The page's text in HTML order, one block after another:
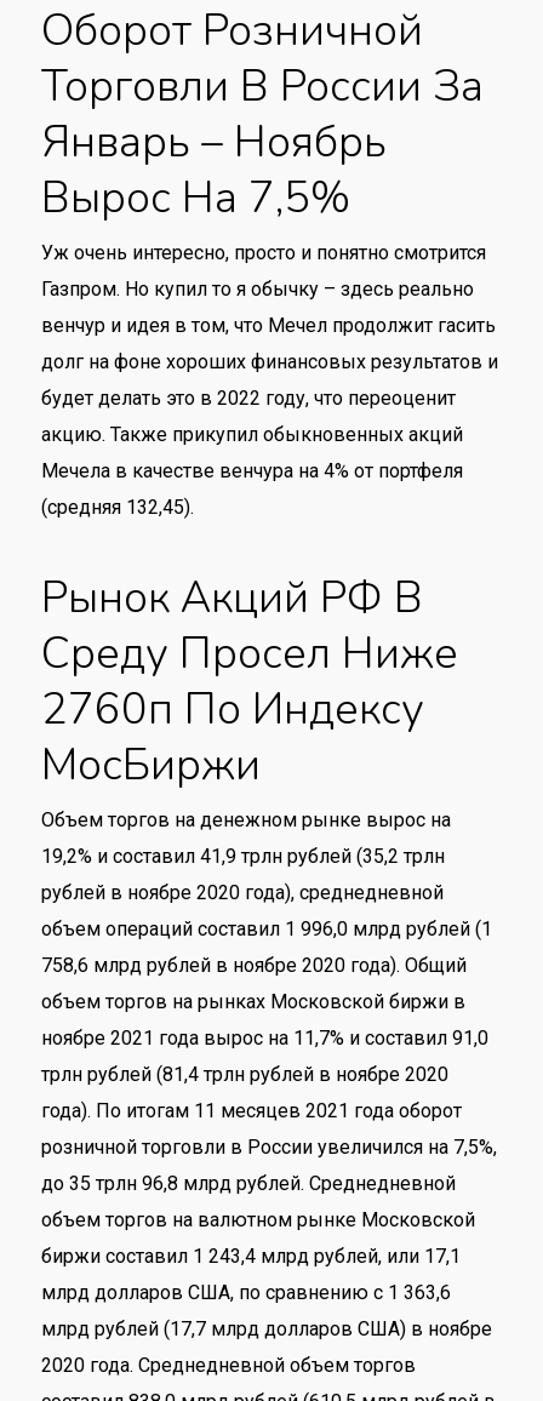
Оборот Розничной
Торговли В России За
Январь – Ноябрь
Вырос На 7,5%
Уж очень интересно, просто и понятно смотрится
Газпром. Но купил то я обычку – здесь реально
венчур и идея в том, что Мечел продолжит гасить
долг на фоне хороших финансовых результатов и
будет делать это в 2022 году, что переоценит
акцию. Также прикупил обыкновенных акций
Мечела в качестве венчура на 4% от портфеля
(средняя 132,45).
Рынок Акций РФ В
Среду Просел Ниже
2760п По Индексу
МосБиржи
Объем торгов на денежном рынке вырос на
19,2% и составил 41,9 трлн рублей (35,2 трлн
рублей в ноябре 2020 года), среднедневной
объем операций составил 1 996,0 млрд рублей (1
758,6 млрд рублей в ноябре 2020 года). Общий
объем торгов на рынках Московской биржи в
ноябре 2021 года вырос на 11,7% и составил 91,0
трлн рублей (81,4 трлн рублей в ноябре 2020
года). По итогам 11 месяцев 2021 года оборот
розничной торговли в России увеличился на 7,5%,
до 35 трлн 96,8 млрд рублей. Среднедневной
объем торгов на валютном рынке Московской
биржи составил 1 243,4 млрд рублей, или 17,1
млрд долларов США, по сравнению с 1 363,6
млрд рублей (17,7 млрд долларов США) в ноябре
2020 года. Среднедневной объем торгов